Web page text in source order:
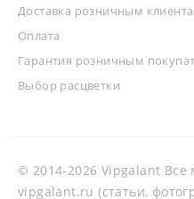
Доставка розничным
Оплата
Гарантия розничным
Выбор расцветки
© 2014-2026 Vipgalant Все
vipgalant.ru (статьи,